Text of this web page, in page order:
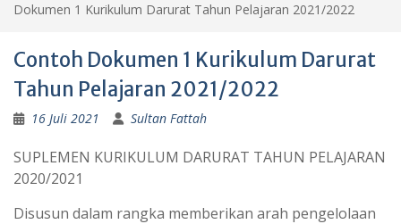
Dokumen 1 Kurikulum Darurat Tahun Pelajaran 2021/2022
Contoh Dokumen 1 Kurikulum Darurat
Tahun Pelajaran 2021/2022
16 Juli 2021 Sultan Fattah
SUPLEMEN KURIKULUM DARURAT TAHUN PELAJARAN
2020/2021
Disusun dalam rangka memberikan arah pengelolaan